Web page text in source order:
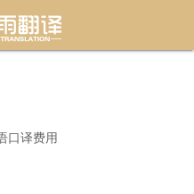
口译费用